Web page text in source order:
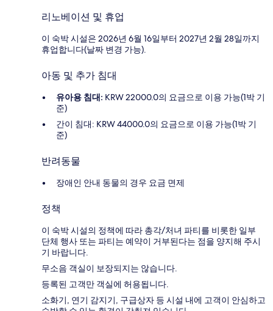
리노베이션 및 휴업
이 숙박 시설은 2026년 6월 16일부터 2027년 2월 28일까지
휴업합니다(날짜 변경 가능).
아동 및 추가 침대
유아용 침대: KRW 22000.0의 요금으로 이용 가능(1박 기
준)
간이 침대: KRW 44000.0의 요금으로 이용 가능(1박 기
준)
반려동물
장애인 안내 동물의 경우 요금 면제
정책
이 숙박 시설의 정책에 따라 총각/처녀 파티를 비롯한 일부
단체 행사 또는 파티는 예약이 거부된다는 점을 양지해 주시
기 바랍니다.
무소음 객실이 보장되지는 않습니다.
등록된 고객만 객실에 허용됩니다.
소화기, 연기 감지기, 구급상자 등 시설 내에 고객이 안심하고